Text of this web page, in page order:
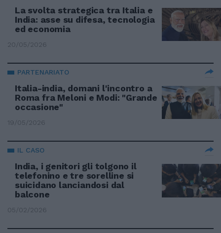
La svolta strategica tra Italia e
India: asse su difesa, tecnologia
ed economia
20/05/2026
PARTENARIATO
Italia-india, domani l'incontro a
Roma fra Meloni e Modi: "Grande
occasione"
19/05/2026
IL CASO
India, i genitori gli tolgono il
telefonino e tre sorelline si
suicidano lanciandosi dal
balcone
05/02/2026